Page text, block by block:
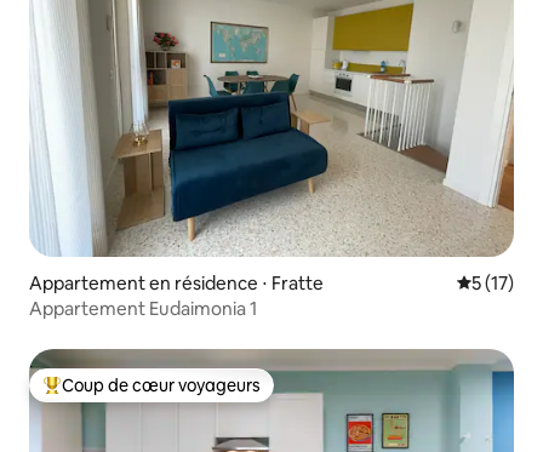
Appartement en résidence ⋅ Fratte
5 (17)
Appartement Eudaimonia 1
Coups de cœur voyageurs les plus appréciés
Coup de cœur voyageurs